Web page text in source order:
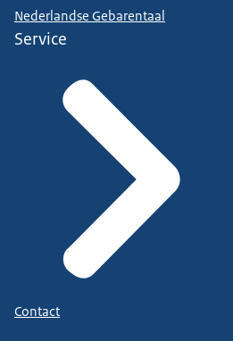
Nederlandse Gebarentaal
Service
Contact